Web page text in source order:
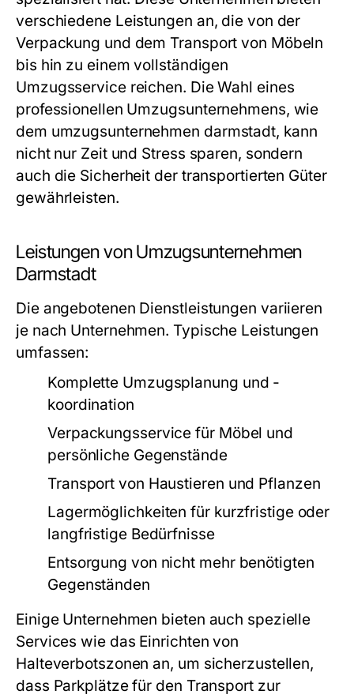
verschiedene Leistungen an, die von der
Verpackung und dem Transport von Möbeln
bis hin zu einem vollständigen
Umzugsservice reichen. Die Wahl eines
professionellen Umzugsunternehmens, wie
dem umzugsunternehmen darmstadt, kann
nicht nur Zeit und Stress sparen, sondern
auch die Sicherheit der transportierten Güter
gewährleisten.
Leistungen von Umzugsunternehmen
Darmstadt
Die angebotenen Dienstleistungen variieren
je nach Unternehmen. Typische Leistungen
umfassen:
Komplette Umzugsplanung und -
koordination
Verpackungsservice für Möbel und
persönliche Gegenstände
Transport von Haustieren und Pflanzen
Lagermöglichkeiten für kurzfristige oder
langfristige Bedürfnisse
Entsorgung von nicht mehr benötigten
Gegenständen
Einige Unternehmen bieten auch spezielle
Services wie das Einrichten von
Halteverbotszonen an, um sicherzustellen,
dass Parkplätze für den Transport zur